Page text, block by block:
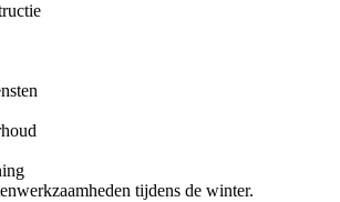
tijdens de winter.